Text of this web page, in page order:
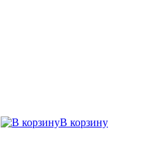
В корзину